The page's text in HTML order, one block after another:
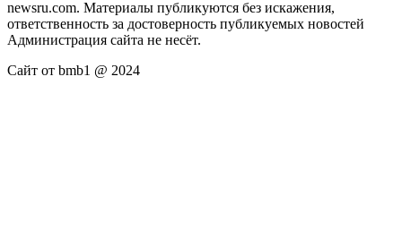
newsru.com. Материалы публикуются без искажения,
ответственность за достоверность публикуемых новостей
Администрация сайта не несёт.
Сайт от bmb1 @ 2024